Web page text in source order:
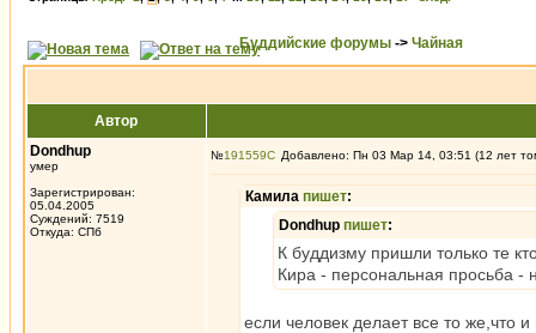
Буддийские форумы -> Чайная
Автор
Dondhup
умер
Зарегистрирован:
05.04.2005
Суждений: 7519
Откуда: СПб
№191559 Добавлено: Пн 03 Мар 14, 03:51 (12 лет
Камила пишет:
Dondhup пишет:
К буддизму пришли только те
Кира - персональная просьба -
если человек делает все то же,что